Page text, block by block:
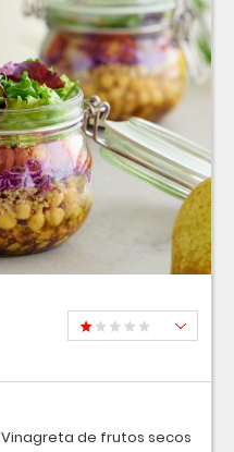
Vinagreta de frutos secos